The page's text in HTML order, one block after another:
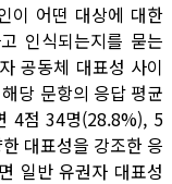
이 어떤 대상에 대한
인식되는지를 묻는
공동체 대표성 사이
당 문항의 응답 평균
4점 34명(28.8%), 5
대표성을 강조한 응
일반 유권자 대표성